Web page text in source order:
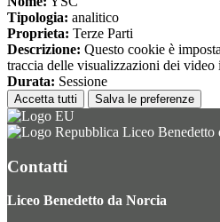
Tipologia: analitico
Proprieta: Terze Parti
Descrizione: Questo cookie è
traccia delle visualizzazioni dei video
Durata: Sessione
Accetta tutti Salva le preferenze
Liceo Benedetto
Contatti
Liceo Benedetto da Norcia